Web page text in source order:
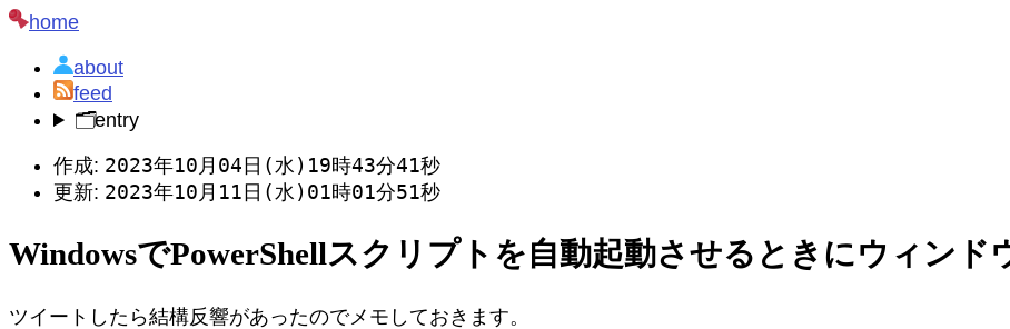
home
about
feed
🗂️entry
作成: 2023年10月04日(水)19時43分41秒
更新: 2023年10月11日(水)01時01分51秒
WindowsでPowerShellスクリプトを自動起動させるときにウィンド
ツイートしたら結構反響があったのでメモしておきます。